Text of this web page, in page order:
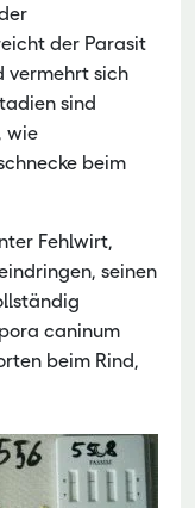
der Parasit
vermehrt sich
sind
wie
beim
Fehlwirt,
seinen
caninum
beim Rind,